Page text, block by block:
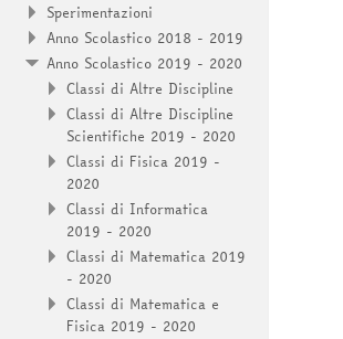
Sperimentazioni
Anno Scolastico 2018 - 2019
Anno Scolastico 2019 - 2020
Classi di Altre Discipline
Classi di Altre Discipline
Scientifiche 2019 - 2020
Classi di Fisica 2019 -
2020
Classi di Informatica
2019 - 2020
Classi di Matematica 2019
- 2020
Classi di Matematica e
Fisica 2019 - 2020